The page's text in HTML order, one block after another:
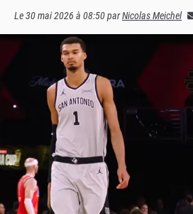
Le30 mai 2026 à 08:50parNicolas Meichel